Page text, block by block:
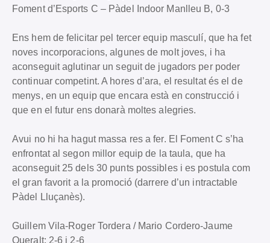
Foment d’Esports C – Pàdel Indoor Manlleu B, 0-3
Ens hem de felicitar pel tercer equip masculí, que ha fet
noves incorporacions, algunes de molt joves, i ha
aconseguit aglutinar un seguit de jugadors per poder
continuar competint. A hores d’ara, el resultat és el de
menys, en un equip que encara està en construcció i
que en el futur ens donarà moltes alegries.
Avui no hi ha hagut massa res a fer. El Foment C s’ha
enfrontat al segon millor equip de la taula, que ha
aconseguit 25 dels 30 punts possibles i es postula com
el gran favorit a la promoció (darrere d’un intractable
Pàdel Lluçanès).
Guillem Vila-Roger Tordera / Mario Cordero-Jaume
Queralt: 2-6 i 2-6